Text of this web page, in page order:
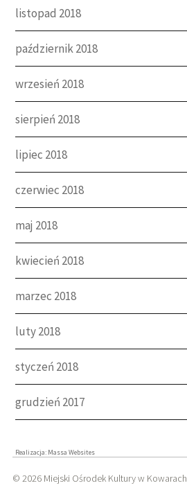
listopad 2018
październik 2018
wrzesień 2018
sierpień 2018
lipiec 2018
czerwiec 2018
maj 2018
kwiecień 2018
marzec 2018
luty 2018
styczeń 2018
grudzień 2017
Realizacja: Massa Websites
© 2026 Miejski Ośrodek Kultury w Kowarach